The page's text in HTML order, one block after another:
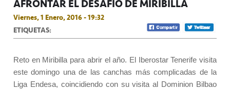
AFRONTAR EL DESAFÍO DE MIRIBILLA
Viernes, 1 Enero, 2016 - 19:32
ETIQUETAS:
Reto en Miribilla para abrir el año. El Iberostar Tenerife visita
este domingo una de las canchas más complicadas de la
Liga Endesa, coincidiendo con su visita al Dominion Bilbao